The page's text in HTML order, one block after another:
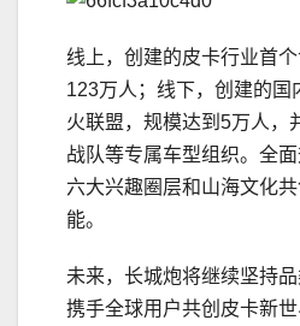
线上，创建的皮卡行业首
123万人；线下，创建的国
火联盟，规模达到5万人，
战队等专属车型组织。全
六大兴趣圈层和山海文化
能。
未来，长城炮将继续坚持品
携手全球用户共创皮卡新